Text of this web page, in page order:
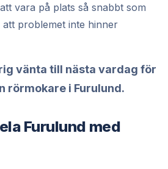
vara på plats så snabbt som
att problemet inte hinner
vänta till nästa vardag för
rörmokare i Furulund.
Furulund med